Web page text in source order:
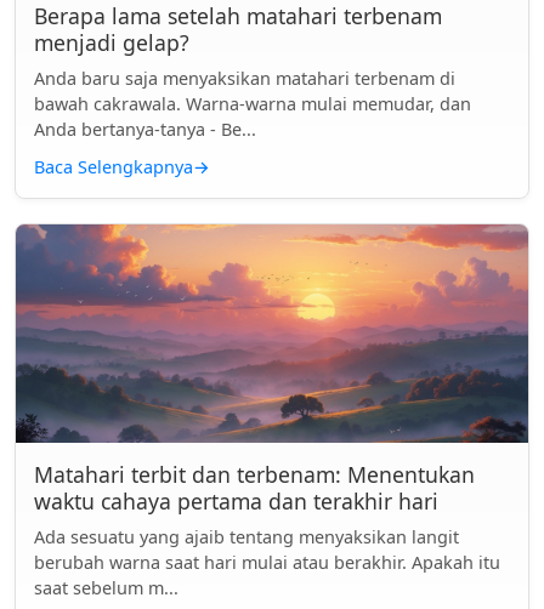
Berapa lama setelah matahari terbenam
menjadi gelap?
Anda baru saja menyaksikan matahari terbenam di
bawah cakrawala. Warna-warna mulai memudar, dan
Anda bertanya-tanya - Be...
Baca Selengkapnya→
Matahari terbit dan terbenam: Menentukan
waktu cahaya pertama dan terakhir hari
Ada sesuatu yang ajaib tentang menyaksikan langit
berubah warna saat hari mulai atau berakhir. Apakah itu
saat sebelum m...